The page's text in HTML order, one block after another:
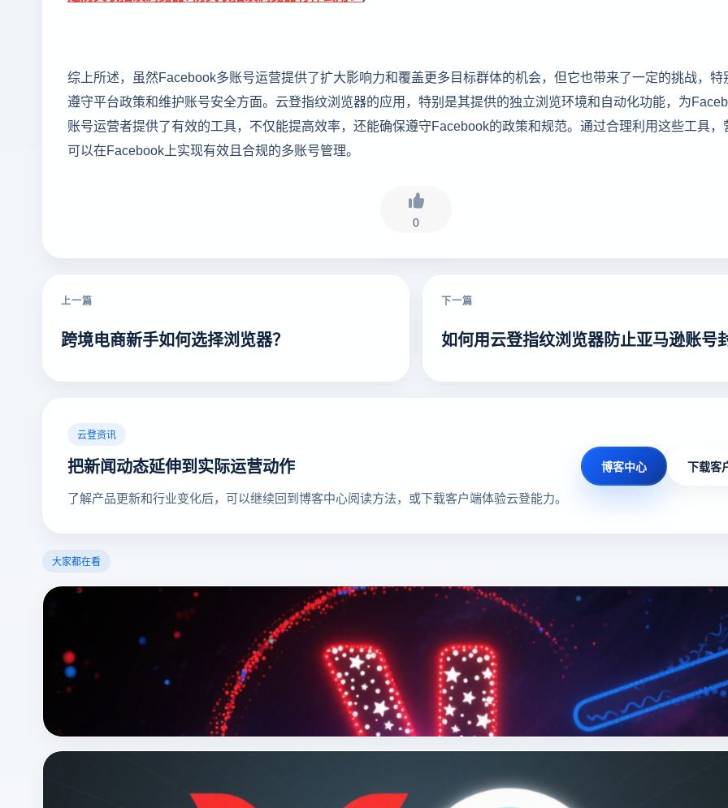
综上所述，虽然Facebook多账号运营提供了扩大影响力和覆盖更多目标群体的机会，但它也带来了一定的挑战，特
遵守平台政策和维护账号安全方面。云登指纹浏览器的应用，特别是其提供的独立浏览环境和自动化功能，为
账号运营者提供了有效的工具，不仅能提高效率，还能确保遵守Facebook的政策和规范。通过合理利用这些工具，
可以在Facebook上实现有效且合规的多账号管理。
0
上一篇
跨境电商新手如何选择浏览器？
下一篇
如何用云登指纹浏览器防止亚马逊账号
云登资讯
把新闻动态延伸到实际运营动作
了解产品更新和行业变化后，可以继续回到博客中心阅读方法，或下载客户端体验云登能力。
博客中心 下载客
大家都在看